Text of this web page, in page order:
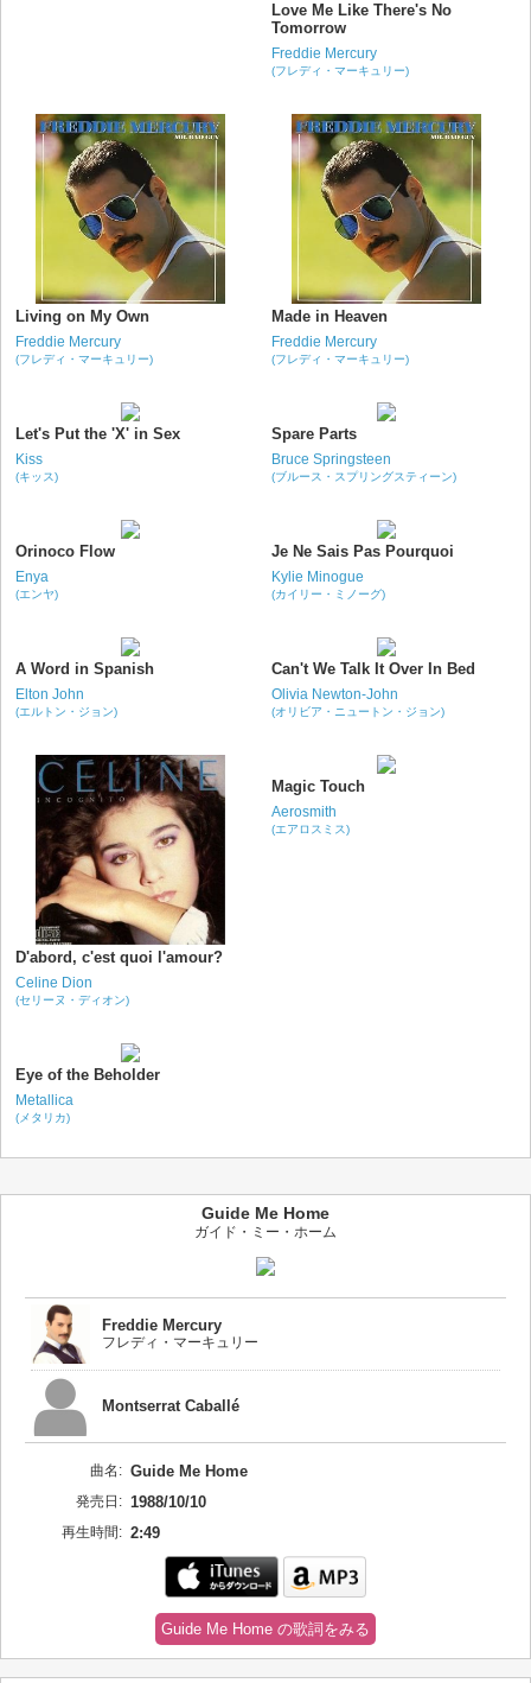
Love Me Like There's No
Tomorrow
Freddie Mercury
(フレディ・マーキュリー)
Living on My Own
Freddie Mercury
(フレディ・マーキュリー)
Made in Heaven
Freddie Mercury
(フレディ・マーキュリー)
Let's Put the 'X' in Sex
Kiss
(キッス)
Spare Parts
Bruce Springsteen
(ブルース・スプリングスティーン)
Orinoco Flow
Enya
(エンヤ)
Je Ne Sais Pas Pourquoi
Kylie Minogue
(カイリー・ミノーグ)
A Word in Spanish
Elton John
(エルトン・ジョン)
Can't We Talk It Over In Bed
Olivia Newton-John
(オリビア・ニュートン・ジョン)
D'abord, c'est quoi l'amour?
Celine Dion
(セリーヌ・ディオン)
Magic Touch
Aerosmith
(エアロスミス)
Eye of the Beholder
Metallica
(メタリカ)
Guide Me Home
ガイド・ミー・ホーム
Freddie Mercury
フレディ・マーキュリー
Montserrat Caballé
曲名: Guide Me Home
発売日: 1988/10/10
再生時間: 2:49
Guide Me Home の歌詞をみる